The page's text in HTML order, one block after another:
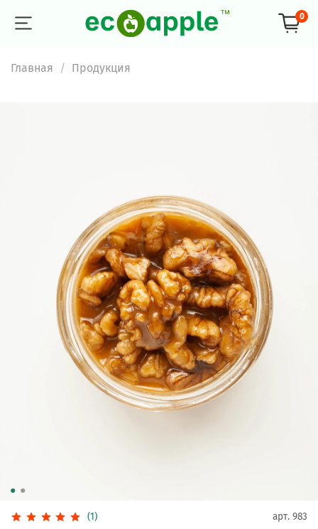
0
Главная Продукция
(1) арт. 983